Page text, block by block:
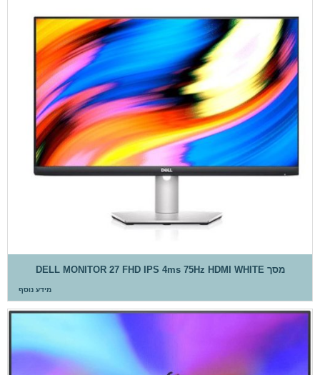
מסך DELL MONITOR 27 FHD IPS 4ms 75Hz HDMI WHITE
מידע נוסף